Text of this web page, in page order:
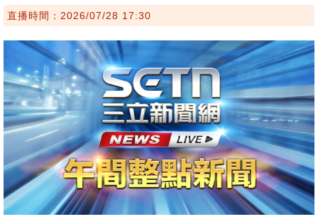
直播時間：2026/07/28 17:30